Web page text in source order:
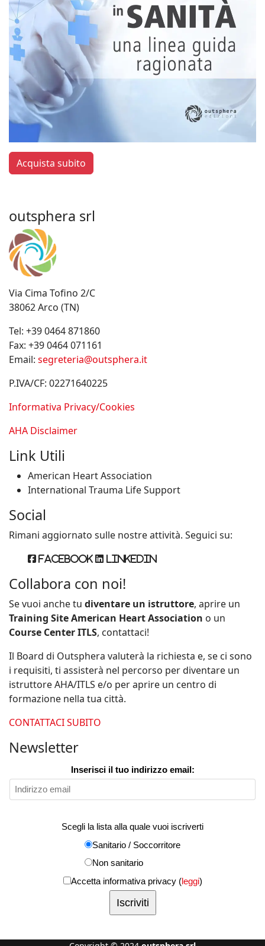
Acquista subito
outsphera srl
Via Cima Tofino 2/C
38062 Arco (TN)
Tel: +39 0464 871860
Fax: +39 0464 071161
Email: segreteria@outsphera.it
P.IVA/CF: 02271640225
Informativa Privacy/Cookies
AHA Disclaimer
Link Utili
American Heart Association
International Trauma Life Support
Social
Rimani aggiornato sulle nostre attività. Seguici su:
Facebook Linkedin
Collabora con noi!
Se vuoi anche tu diventare un istruttore, aprire un
Training Site American Heart Association o un
Course Center ITLS, contattaci!
Il Board di Outsphera valuterà la richiesta e, se ci sono
i requisiti, ti assisterà nel percorso per diventare un
istruttore AHA/ITLS e/o per aprire un centro di
formazione nella tua città.
CONTATTACI SUBITO
Newsletter
Inserisci il tuo indirizzo email:
Scegli la lista alla quale vuoi iscriverti
Sanitario / Soccorritore
Non sanitario
Accetta informativa privacy (leggi)